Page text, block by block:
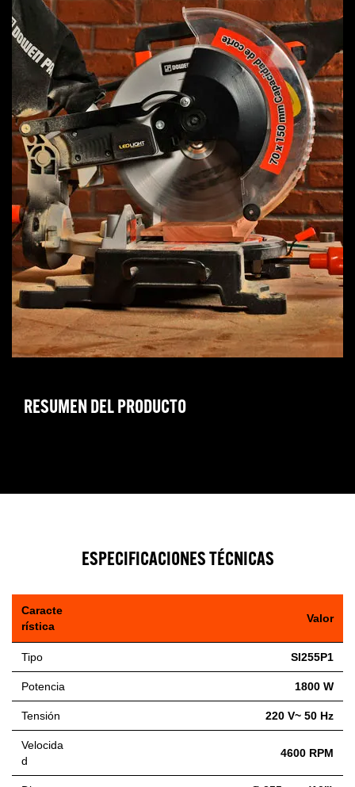
RESUMEN DEL PRODUCTO
ESPECIFICACIONES TÉCNICAS
Caracte
rística
Valor
Tipo SI255P1
Potencia 1800 W
Tensión 220 V~ 50 Hz
Velocida
d
4600 RPM